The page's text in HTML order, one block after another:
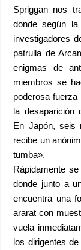
Spriggan nos
donde según
investigadores
patrulla de
enigmas de
miembros se
poderosa
la desaparición
En Japón, seis
recibe un
tumba».
Rápidamente
donde junto a
encuentra una
ararat con
vuela
los dirigentes